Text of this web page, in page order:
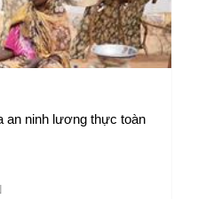
an ninh lương thực toàn